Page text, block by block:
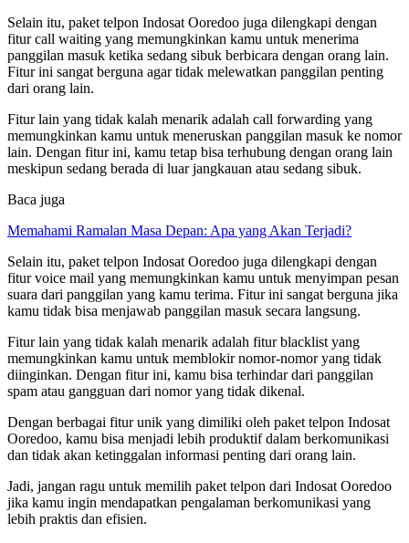
Selain itu, paket telpon Indosat Ooredoo juga dilengkapi dengan
fitur call waiting yang memungkinkan kamu untuk menerima
panggilan masuk ketika sedang sibuk berbicara dengan orang lain.
Fitur ini sangat berguna agar tidak melewatkan panggilan penting
dari orang lain.
Fitur lain yang tidak kalah menarik adalah call forwarding yang
memungkinkan kamu untuk meneruskan panggilan masuk ke nomor
lain. Dengan fitur ini, kamu tetap bisa terhubung dengan orang lain
meskipun sedang berada di luar jangkauan atau sedang sibuk.
Baca juga
Memahami Ramalan Masa Depan: Apa yang Akan Terjadi?
Selain itu, paket telpon Indosat Ooredoo juga dilengkapi dengan
fitur voice mail yang memungkinkan kamu untuk menyimpan pesan
suara dari panggilan yang kamu terima. Fitur ini sangat berguna jika
kamu tidak bisa menjawab panggilan masuk secara langsung.
Fitur lain yang tidak kalah menarik adalah fitur blacklist yang
memungkinkan kamu untuk memblokir nomor-nomor yang tidak
diinginkan. Dengan fitur ini, kamu bisa terhindar dari panggilan
spam atau gangguan dari nomor yang tidak dikenal.
Dengan berbagai fitur unik yang dimiliki oleh paket telpon Indosat
Ooredoo, kamu bisa menjadi lebih produktif dalam berkomunikasi
dan tidak akan ketinggalan informasi penting dari orang lain.
Jadi, jangan ragu untuk memilih paket telpon dari Indosat Ooredoo
jika kamu ingin mendapatkan pengalaman berkomunikasi yang
lebih praktis dan efisien.